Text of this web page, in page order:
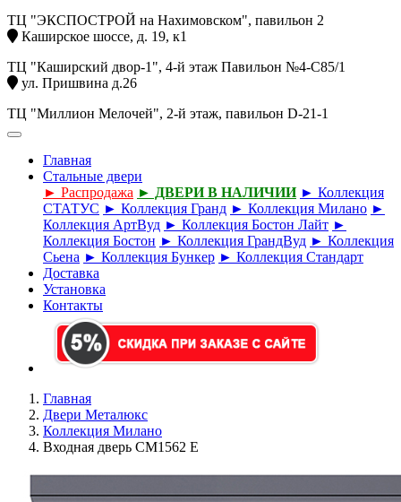
ТЦ "ЭКСПОСТРОЙ на Нахимовском", павильон 2
Каширское шоссе, д. 19, к1
ТЦ "Каширский двор-1", 4-й этаж Павильон №4-С85/1
ул. Пришвина д.26
ТЦ "Миллион Мелочей", 2-й этаж, павильон D-21-1
Главная
Стальные двери
► Распродажа ► ДВЕРИ В НАЛИЧИИ ► Коллекция
СТАТУС ► Коллекция Гранд ► Коллекция Милано ►
Коллекция АртВуд ► Коллекция Бостон Лайт ►
Коллекция Бостон ► Коллекция ГрандВуд ► Коллекция
Сьена ► Коллекция Бункер ► Коллекция Стандарт
Доставка
Установка
Контакты
Главная
Двери Металюкс
Коллекция Милано
Входная дверь СМ1562 Е